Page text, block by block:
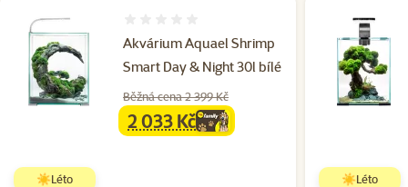
Akvárium Aquael Shrimp
Smart Day & Night 30l bílé
Běžná cena 2 399 Kč
familycena
2 033 Kč
☀️Léto ☀️Léto